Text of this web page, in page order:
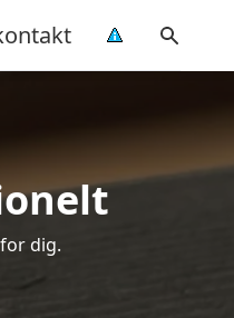
dig.